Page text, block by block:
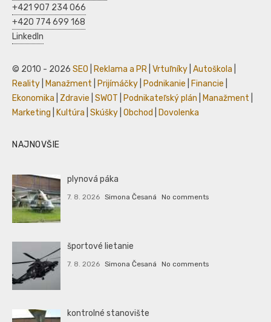
+421 907 234 066
+420 774 699 168
LinkedIn
© 2010 - 2026 SEO Reklama a PR Vrtuľníky Autoškola
Reality
Manažment Prijímáčky Podnikanie Financie
Ekonomika
Zdravie SWOT Podnikateľský plán Manažment
Marketing
Kultúra Skúšky Obchod Dovolenka
NAJNOVŠIE
plynová páka
7. 8. 2026 Simona Česaná No comments
športové lietanie
7. 8. 2026 Simona Česaná No comments
kontrolné stanovište